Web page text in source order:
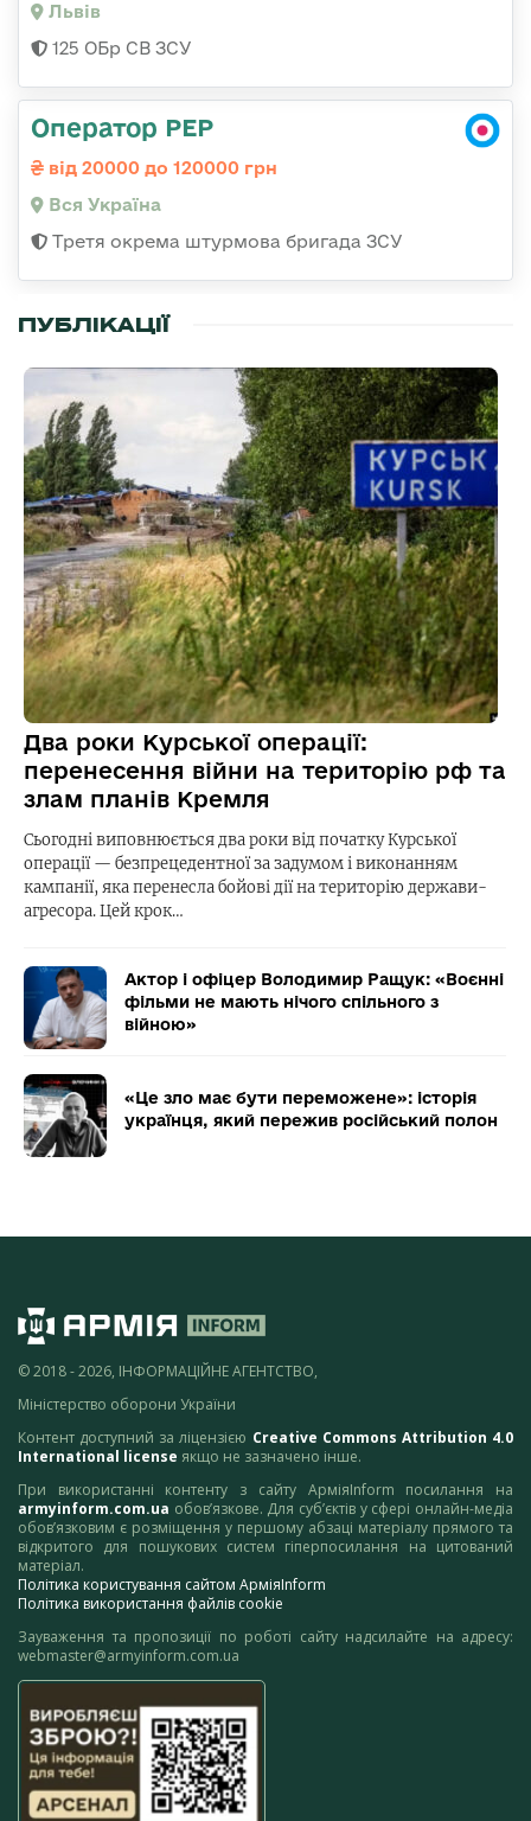
Львів
125 ОБр СВ ЗСУ
Оператор РЕР
від 20000 до 120000 грн
Вся Україна
Третя окрема штурмова бригада ЗСУ
ПУБЛІКАЦІЇ
Два роки Курської операції:
перенесення війни на територію рф та
злам планів Кремля
Сьогодні виповнюється два роки від початку Курської
операції — безпрецедентної за задумом і виконанням
кампанії, яка перенесла бойові дії на територію держави-
агресора. Цей крок…
Актор і офіцер Володимир Ращук: «Воєнні
фільми не мають нічого спільного з
війною»
«Це зло має бути переможене»: історія
українця, який пережив російський полон
© 2018 - 2026, ІНФОРМАЦІЙНЕ АГЕНТСТВО,
Міністерство оборони України
Контент доступний за ліцензією Creative Commons Attribution 4.0
International license якщо не зазначено інше.
При використанні контенту з сайту АрміяInform посилання на
armyinform.com.ua обов’язкове. Для суб’єктів у сфері онлайн-медіа
обов’язковим є розміщення у першому абзаці матеріалу прямого та
відкритого для пошукових систем гіперпосилання на цитований
матеріал.
Політика користування сайтом АрміяInform
Політика використання файлів cookie
Зауваження та пропозиції по роботі сайту надсилайте на адресу:
webmaster@armyinform.com.ua